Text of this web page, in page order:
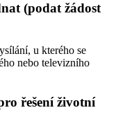
(podat žádost
u kterého se
nebo televizního
řešení životní